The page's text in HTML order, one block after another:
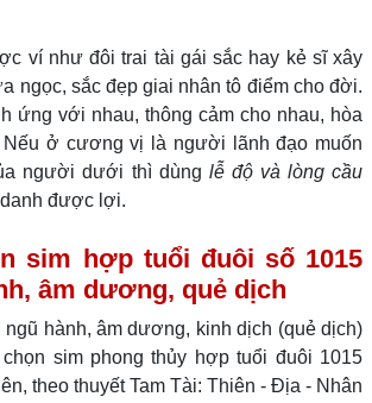
ví như đôi trai tài gái sắc hay kẻ sĩ xây
ngọc, sắc đẹp giai nhân tô điểm cho đời.
ứng với nhau, thông cảm cho nhau, hòa
Nếu ở cương vị là người lãnh đạo muốn
người dưới thì dùng lễ độ và lòng cầu
được lợi.
sim hợp tuổi đuôi số 1015
âm dương, quẻ dịch
ngũ hành, âm dương, kinh dịch (quẻ dịch)
sim phong thủy hợp tuổi đuôi 1015
theo thuyết Tam Tài: Thiên - Địa - Nhân